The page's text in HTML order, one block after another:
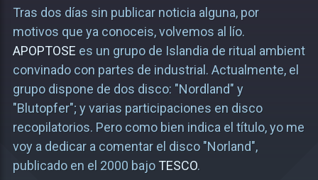
Tras dos días sin publicar noticia alguna, por
motivos que ya conoceis, volvemos al lío.
APOPTOSE es un grupo de Islandia de ritual ambient
convinado con partes de industrial. Actualmente, el
grupo dispone de dos disco: "Nordland" y
"Blutopfer"; y varias participaciones en disco
recopilatorios. Pero como bien indica el título, yo me
voy a dedicar a comentar el disco "Norland",
publicado en el 2000 bajo TESCO.